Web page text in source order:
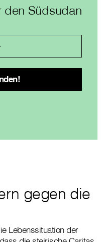
den Südsudan
gegen die
Lebenssituation der